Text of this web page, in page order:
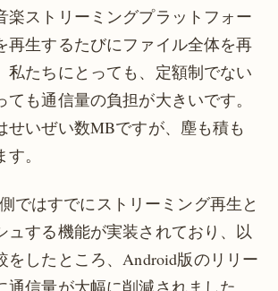
楽ストリーミングプラットフォー
再生するたびにファイル全体を再
私たちにとっても、定額制でない
も通信量の負担が大きいです。
せいぜい数MBですが、塵も積も
。
ではすでにストリーミング再生と
ュする機能が実装されており、以
をしたところ、Android版のリリー
通信量が大幅に削減されました。